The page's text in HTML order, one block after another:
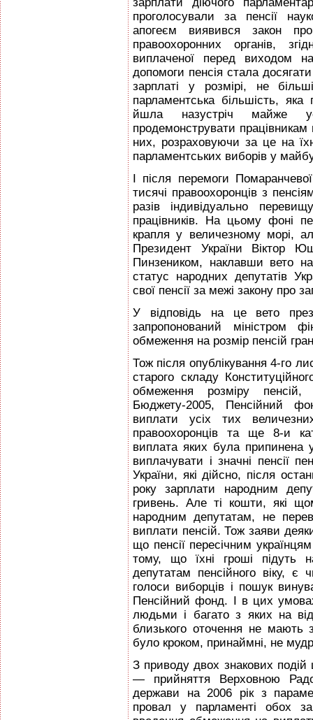
проголосували за пенсії
апогеєм виявився закон про
правоохоронних органів,
виплаченої перед виходом на
допомоги пенсія стала
зарплаті у розмірі, не
парламентська більшість,
йшла назустріч майже
продемонструвати
них, розраховуючи за це на
парламентських виборів у
І після перемоги
тисячі правоохоронців з
разів індивідуально
працівників. На цьому фоні
крапля у величезному морі,
Президент України Віктор
Пинзеником, наклавши вето
статус народних депутатів
свої пенсії за межі закону про
У відповідь на це вето
запропонований міністром
обмеження на розмір пенсій
Тож після опублікування 4-го
старого складу
обмеження розміру
Бюджету-2005, Пенсійний
виплати усіх тих
правоохоронців та ще 8-и
виплата яких була
виплачувати і значні пенсії
України, які дійсно, після
року зарплати народним
гривень. Але ті кошти, які
народним депутатам, не
виплати пенсій. Тож заяви
що пенсії пересічним
тому, що їхні гроші підуть
депутатам пенсійного віку, є
голоси виборців і пошук
Пенсійний фонд. І в цих
людьми і багато з яких на
близького оточення не мають
було кроком, принаймні, не
З приводу двох знакових подій
— прийняття Верховною
держави на 2006 рік з
провал у парламенті обох